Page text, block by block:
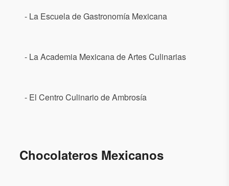
- La Escuela de Gastronomía Mexicana
- La Academia Mexicana de Artes Culinarias
- El Centro Culinario de Ambrosía
Chocolateros Mexicanos